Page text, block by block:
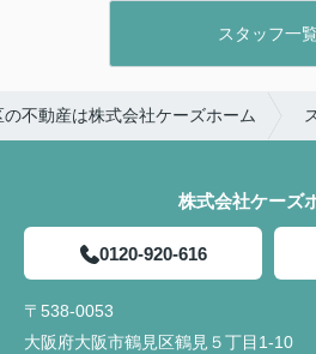
スタッフ一覧
不動産は株式会社ケーズホーム
株式会社ケーズ
0120-920-616
〒538-0053
大阪府大阪市鶴見区鶴見５丁目1-10